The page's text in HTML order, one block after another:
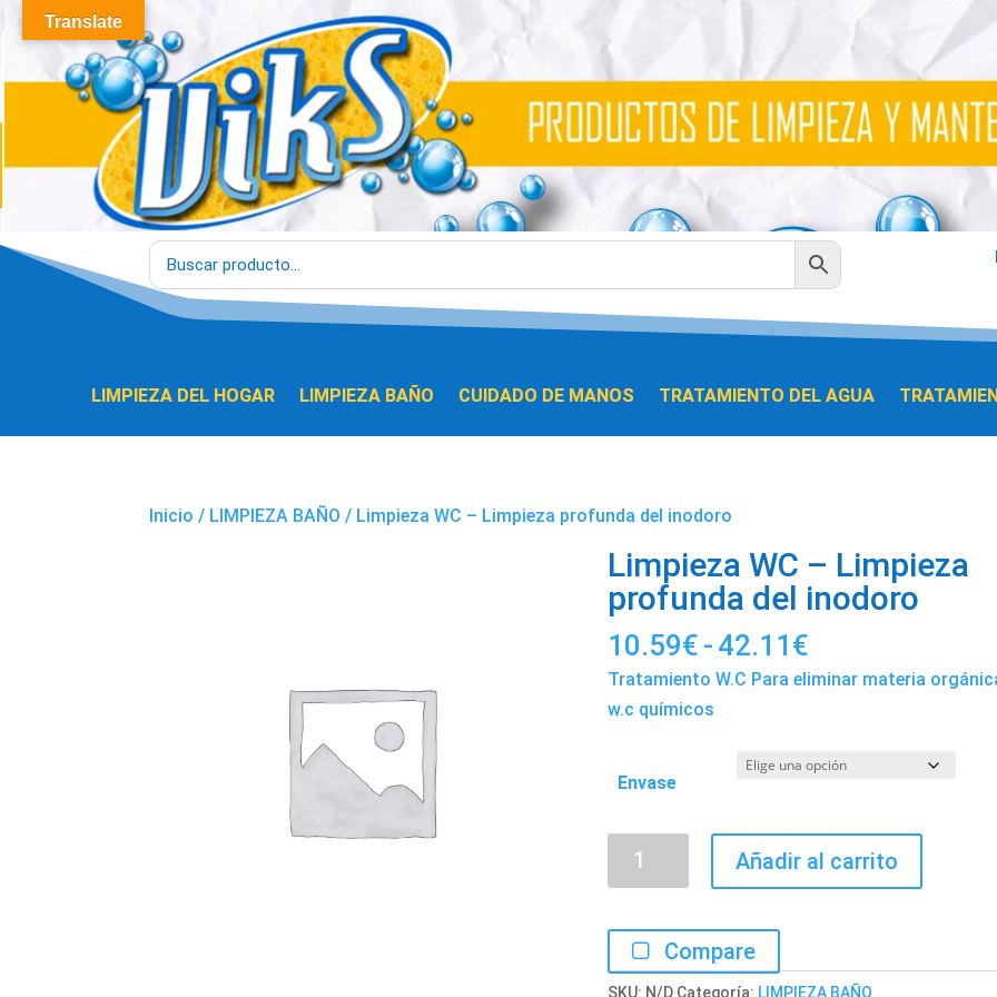
LIMPIEZA DEL HOGAR LIMPIEZA BAÑO CUIDADO DE MANOS TRATAMIENTO DEL AGUA
Inicio / LIMPIEZA BAÑO / Limpieza WC – Limpieza profunda del inodoro
Limpieza WC – Limpieza
profunda del inodoro
10.59€ - 42.11 €
de
10.59€
Tratamiento W.C Para eliminar materia
w.c químicos
Envase
Limpieza
Limpieza
profunda
Añadir al carrito
Compare
SKU: N/D Categoría: LIMPIEZA BAÑO
Translate